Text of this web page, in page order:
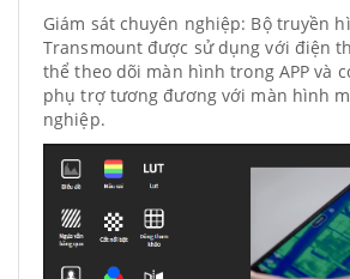
Giám sát chuyên nghiệp: Bộ truyền
Transmount được sử dụng với điện
thể theo dõi màn hình trong APP và
phụ trợ tương đương với màn hình
nghiệp.